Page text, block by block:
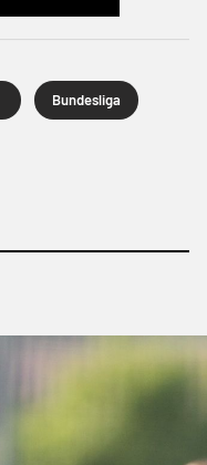
Bundesliga